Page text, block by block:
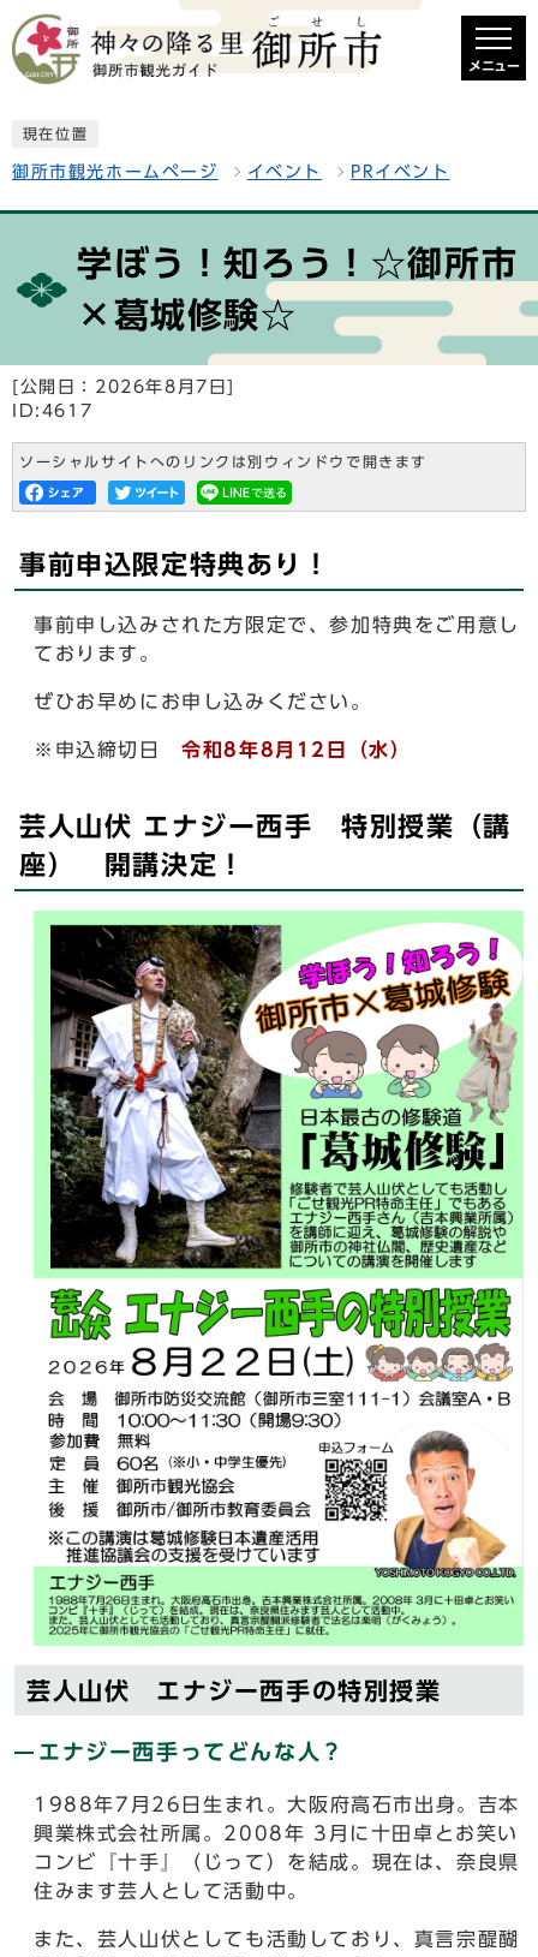
メニュー
現在位置
御所市観光ホームページ イベント PRイベント
学ぼう！知ろう！☆御所市
×葛城修験☆
[公開日：2026年8月7日]
ID:4617
ソーシャルサイトへのリンクは別ウィンドウで開きます
事前申込限定特典あり！
事前申し込みされた方限定で、参加特典をご用意し
ております。
ぜひお早めにお申し込みください。
※申込締切日令和8年8月12日（水）
芸人山伏 エナジー西手 特別授業（講
座） 開講決定！
芸人山伏 エナジー西手の特別授業
エナジー西手ってどんな人？
1988年7月26日生まれ。大阪府高石市出身。吉本
興業株式会社所属。2008年 3月に十田卓とお笑い
コンビ『十手』（じって）を結成。現在は、奈良県
住みます芸人として活動中。
また、芸人山伏としても活動しており、真言宗醍醐